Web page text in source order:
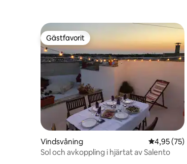
Gästfavorit
Gästfavorit
Vindsvåning 4,95 av 5
4,95 (75)
Sol och avkoppling i hjärtat av Salento